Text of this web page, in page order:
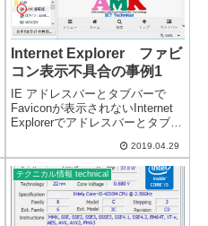
Internet Explorer ファビ
コン表示不具合の事例1
IE アドレスバーとタブバーで
Faviconが表示されないInternet
Explorerでアドレスバーとタブバ
クリプトが影響？お気に入りの
項目ではFaviconが表示されま
す。以前から、Interne...
2019.04.29
テクニカル情報 technical